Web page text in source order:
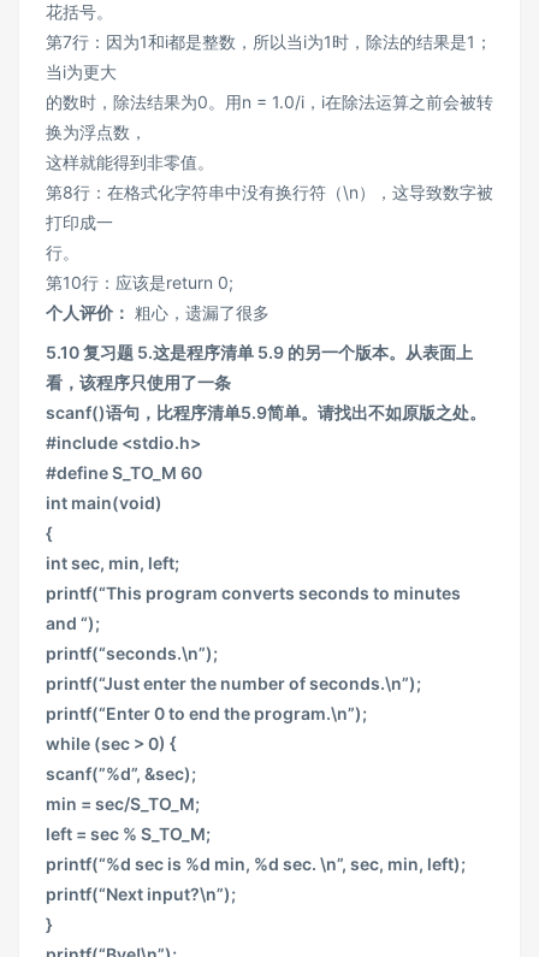
花括号。
第7行：因为1和i都是整数，所以当i为1时，除法的结果是1；
当i为更大
的数时，除法结果为0。用n = 1.0/i，i在除法运算之前会被转
换为浮点数，
这样就能得到非零值。
第8行：在格式化字符串中没有换行符（\n），这导致数字被
打印成一
行。
第10行：应该是return 0;
个人评价： 粗心，遗漏了很多
5.10 复习题 5.这是程序清单 5.9 的另一个版本。从表面上
看，该程序只使用了一条
scanf()语句，比程序清单5.9简单。请找出不如原版之处。
#include <stdio.h>
#define S_TO_M 60
int main(void)
{
int sec, min, left;
printf(“This program converts seconds to minutes
and “);
printf(“seconds.\n”);
printf(“Just enter the number of seconds.\n”);
printf(“Enter 0 to end the program.\n”);
while (sec > 0) {
scanf(”%d”, &sec);
min = sec/S_TO_M;
left = sec % S_TO_M;
printf(“%d sec is %d min, %d sec. \n”, sec, min, left);
printf(“Next input?\n”);
}